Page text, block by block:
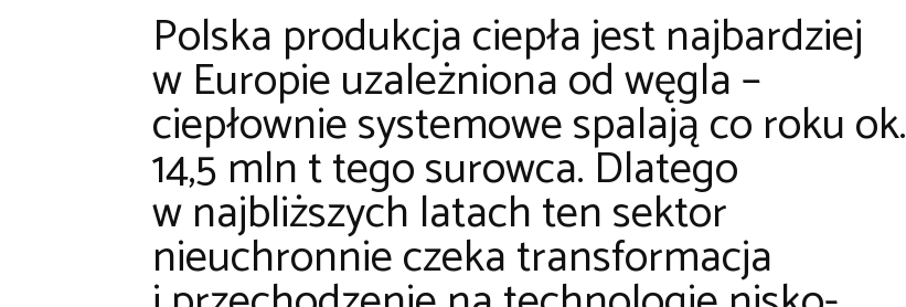
Polska produkcja ciepła jest najbardziej
w Europie uzależniona od węgla –
ciepłownie systemowe spalają co roku ok.
14,5 mln t tego surowca. Dlatego
w najbliższych latach ten sektor
nieuchronnie czeka transformacja